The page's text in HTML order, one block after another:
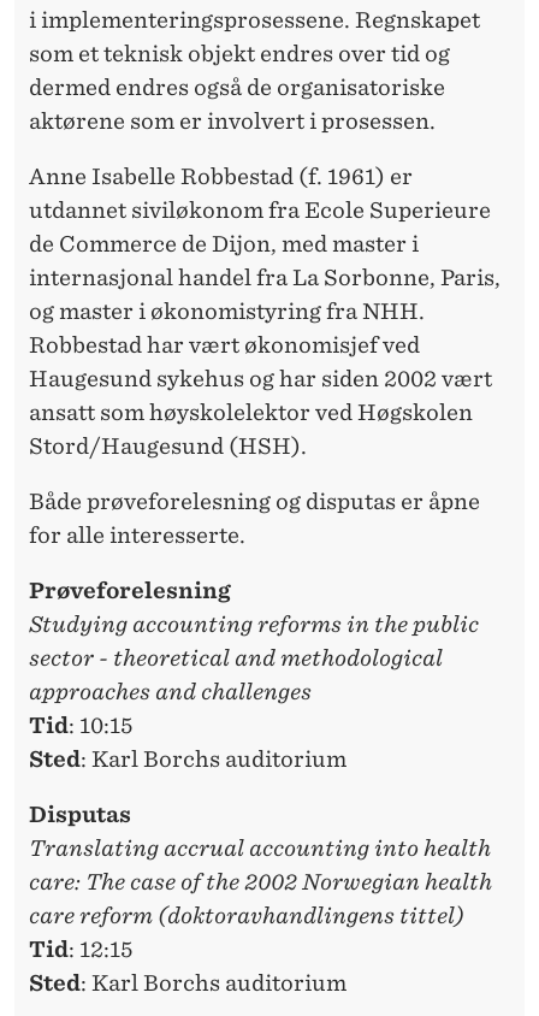
i implementeringsprosessene. Regnskapet
som et teknisk objekt endres over tid og
dermed endres også de organisatoriske
aktørene som er involvert i prosessen.
Anne Isabelle Robbestad (f. 1961) er
utdannet siviløkonom fra Ecole Superieure
de Commerce de Dijon, med master i
internasjonal handel fra La Sorbonne, Paris,
og master i økonomistyring fra NHH.
Robbestad har vært økonomisjef ved
Haugesund sykehus og har siden 2002 vært
ansatt som høyskolelektor ved Høgskolen
Stord/Haugesund (HSH).
Både prøveforelesning og disputas er åpne
for alle interesserte.
Prøveforelesning
Studying accounting reforms in the public
sector - theoretical and methodological
approaches and challenges
Tid: 10:15
Sted: Karl Borchs auditorium
Disputas
Translating accrual accounting into health
care: The case of the 2002 Norwegian health
care reform (doktoravhandlingens tittel)
Tid: 12:15
Sted: Karl Borchs auditorium